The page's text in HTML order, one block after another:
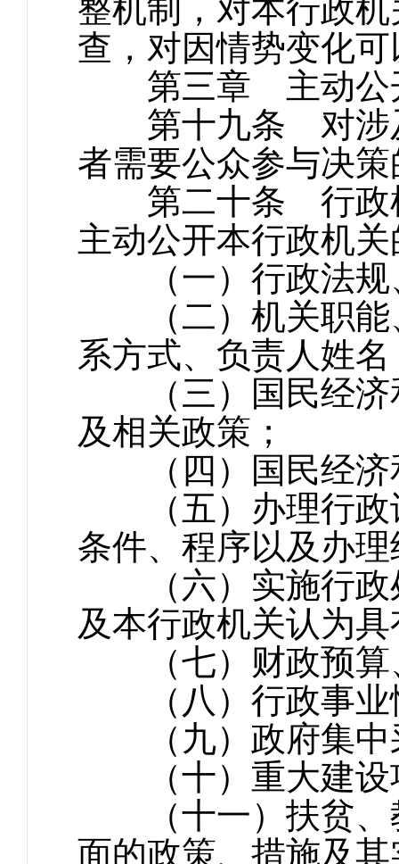
整机制，对本行政
查，对因情势变化
第三章 主动公
第十九条 对涉及
者需要公众参与决
第二十条 行政机
主动公开本行政机
（一）行政法规
（二）机关职能
系方式、负责人姓
（三）国民经济
及相关政策；
（四）国民经济
（五）办理行政
条件、程序以及办
（六）实施行政
及本行政机关认为
（七）财政预算
（八）行政事业
（九）政府集中
（十）重大建设
（十一）扶贫、
面的政策、措施及